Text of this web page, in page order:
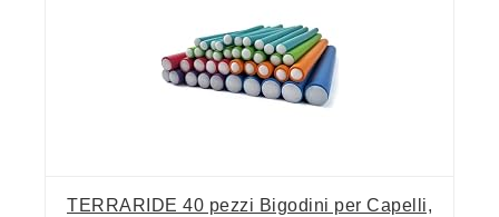
TERRARIDE 40 pezzi Bigodini per Capelli,